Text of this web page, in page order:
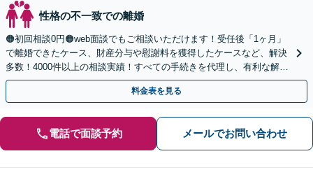
性格の不一致での離婚
🟠初回相談0円🟠web面談でもご相談いただけます！受任後「1ヶ月」
で離婚できたケース、財産分与や慰謝料を獲得したケースなど、解決
多数！4000件以上の相談実績！すべての手続きを代理し、有利な解決
を目指します【夜間相談可】【完全個室】
料金表を見る
電話で面談予約 メールでお問い合わせ